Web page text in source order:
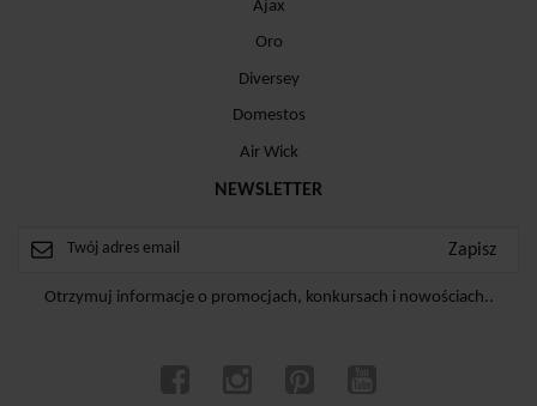
Ajax
Oro
Diversey
Domestos
Air Wick
NEWSLETTER
Otrzymuj informacje o promocjach, konkursach i nowościach..